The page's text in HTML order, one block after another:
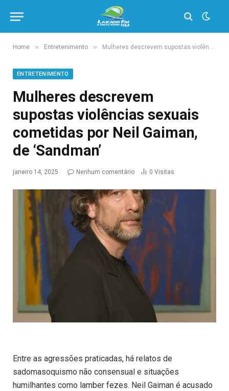
Home » Entretenimento » Mulheres descrevem supostas violências sexuais cometidas por Neil Gaiman, de ‘Sandman’
ENTRETENIMENTO
Mulheres descrevem
supostas violências sexuais
cometidas por Neil Gaiman,
de ‘Sandman’
janeiro 14, 2025 Nenhum comentário 0 Visitas
Entre as agressões praticadas, há relatos de
sadomasoquismo não consensual e situações
humilhantes como lamber fezes. Neil Gaiman é acusado